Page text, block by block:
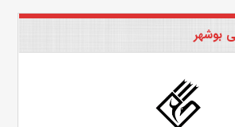
بوشهر